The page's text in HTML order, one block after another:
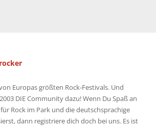
Europas größten Rock-Festivals. Und
DIE Community dazu! Wenn Du Spaß an
Rock im Park und die deutschsprachige
dann registriere dich doch bei uns. Es ist